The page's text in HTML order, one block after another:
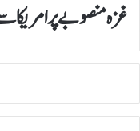
غزہ منصوبے پر امریکا